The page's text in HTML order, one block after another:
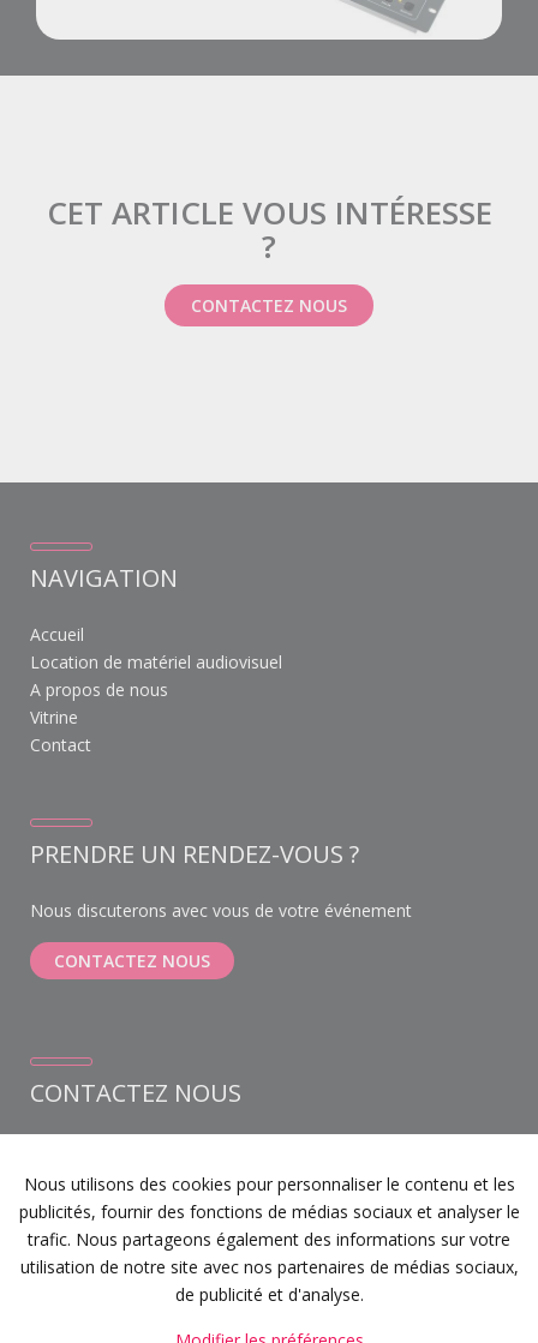
CET ARTICLE VOUS INTÉRESSE
?
CONTACTEZ NOUS
NAVIGATION
Accueil
Location de matériel audiovisuel
A propos de nous
Vitrine
Contact
PRENDRE UN RENDEZ-VOUS ?
Nous discuterons avec vous de votre événement
CONTACTEZ NOUS
CONTACTEZ NOUS
1930 Zaventem
+32 (0) 468 12 22 21
info@devents.be
Notre instagram
Nous utilisons des cookies pour personnaliser le contenu et les
publicités, fournir des fonctions de médias sociaux et analyser le
trafic. Nous partageons également des informations sur votre
utilisation de notre site avec nos partenaires de médias sociaux,
de publicité et d'analyse.